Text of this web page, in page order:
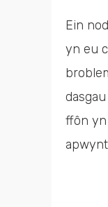
Ein
yn eu
ffôn yn